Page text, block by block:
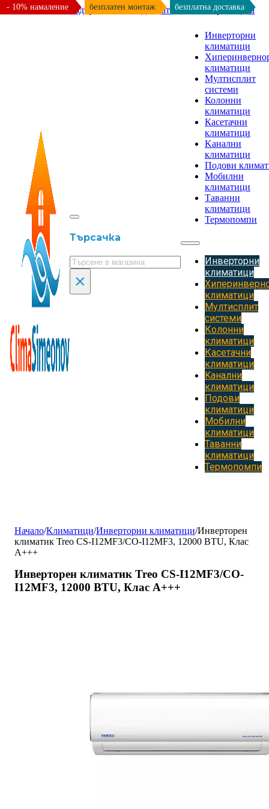
Към основното съдържание Към долната част на страницата
Търсачка
Търсене
×
Инверторни
климатици
климатици
Мултисплит
системи
Колонни
климатици
Касетачни
климатици
Kанални
климатици
Подови
Мобилни
климатици
Таванни
климатици
Термопомпи
Инверторни
климатици
климатици
Мултисплит
системи
Колонни
климатици
Касетачни
климатици
Kанални
климатици
Подови
климатици
Мобилни
климатици
Таванни
климатици
Термопомпи
Начало/Климатици/Инверторни климатици/Инверторен
климатик Treo CS-I12MF3/CO-I12MF3, 12000 BTU, Клас
А+++
Инверторен климатик Treo CS-I12MF3/CO-
I12MF3, 12000 BTU, Клас А+++
- 10% намаление безплатен монтаж безплатна доставка